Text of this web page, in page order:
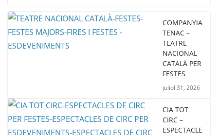
COMPANYIA
TENAC –
TEATRE
NACIONAL
CATALÀ PER
FESTES
juliol 31, 2026
CIA TOT
CIRC –
ESPECTACLE